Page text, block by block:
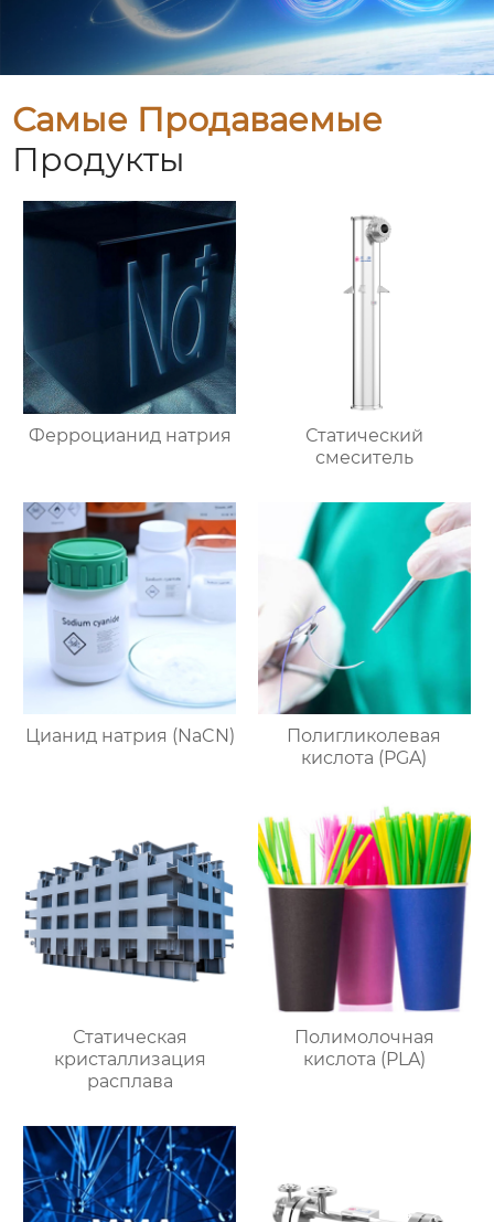
Самые Продаваемые
Продукты
Ферроцианид натрия
Статический
смеситель
Цианид натрия (NaCN)
Полигликолевая
кислота (PGA)
Статическая
кристаллизация
расплава
Полимолочная
кислота (PLA)